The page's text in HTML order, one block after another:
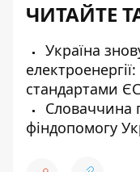
ЧИТАЙТЕ
Україна
стандартами ЄС
Словаччина
фіндопомогу